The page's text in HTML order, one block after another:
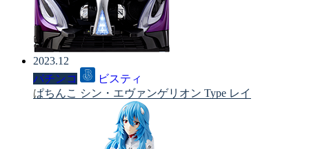
2023.12
パチンコ
ビスティ
ぱちんこ シン・エヴァンゲリオン Type レイ